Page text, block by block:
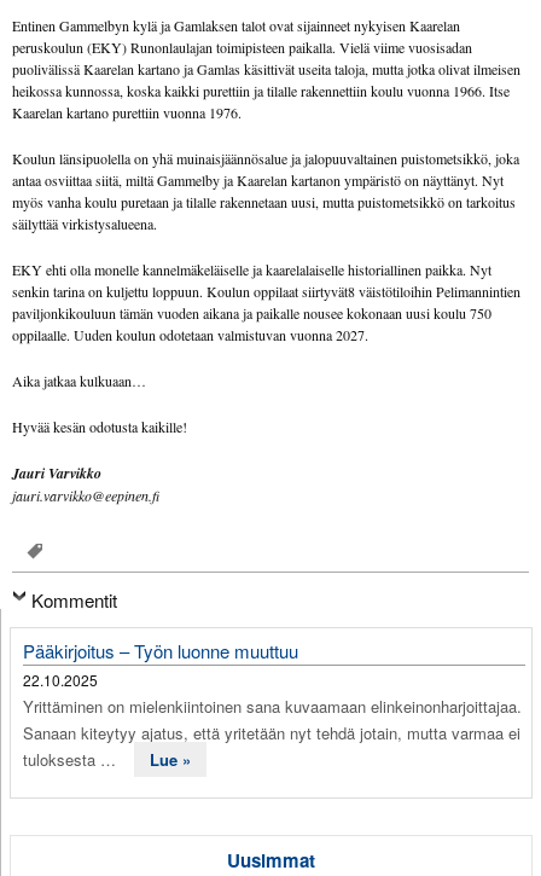
Entinen Gammelbyn kylä ja Gamlaksen talot ovat sijainneet nykyisen Kaarelan
peruskoulun (EKY) Runonlaulajan toimipisteen paikalla. Vielä viime vuosisadan
puolivälissä Kaarelan kartano ja Gamlas käsittivät useita taloja, mutta jotka olivat ilmeisen
heikossa kunnossa, koska kaikki purettiin ja tilalle rakennettiin koulu vuonna 1966. Itse
Kaarelan kartano purettiin vuonna 1976.
Koulun länsipuolella on yhä muinaisjäännösalue ja jalopuuvaltainen puistometsikkö, joka
antaa osviittaa siitä, miltä Gammelby ja Kaarelan kartanon ympäristö on näyttänyt. Nyt
myös vanha koulu puretaan ja tilalle rakennetaan uusi, mutta puistometsikkö on tarkoitus
säilyttää virkistysalueena.
EKY ehti olla monelle kannelmäkeläiselle ja kaarelalaiselle historiallinen paikka. Nyt
senkin tarina on kuljettu loppuun. Koulun oppilaat siirtyvät8 väistötiloihin Pelimannintien
paviljonkikouluun tämän vuoden aikana ja paikalle nousee kokonaan uusi koulu 750
oppilaalle. Uuden koulun odotetaan valmistuvan vuonna 2027.
Aika jatkaa kulkuaan…
Hyvää kesän odotusta kaikille!
Jauri Varvikko
jauri.varvikko@eepinen.fi
Kommentit
Pääkirjoitus – Työn luonne muuttuu
22.10.2025
Yrittäminen on mielenkiintoinen sana kuvaamaan elinkeinonharjoittajaa.
Sanaan kiteytyy ajatus, että yritetään nyt tehdä jotain, mutta varmaa ei
tuloksesta …
Lue »
Uusimmat